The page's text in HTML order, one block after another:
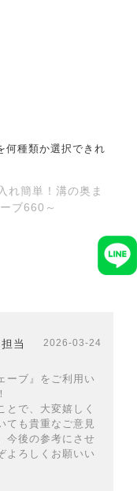
何種類か選択できれ
簡単！溝の奥ま
ブ660～
当 2026-03-24
ーブ』をご利用い
とで、大変嬉しく
ても貴重なご意見
今後の参考にさせ
よろしくお願いい